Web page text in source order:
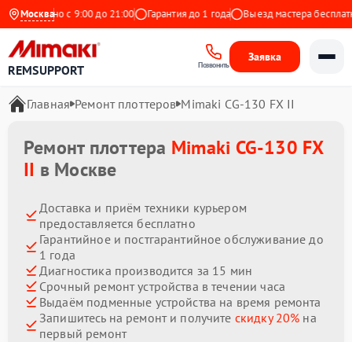
Москвас 9:00 до 21:00 Гарантия до 1 года Выезд мастера бесплатно
REMSUPPORT Позвонить
Заявка
Главная Ремонт плоттеров Mimaki CG-130 FX II
Ремонт плоттера Mimaki CG-130 FX
II в Москве
Доставка и приём техники курьером
предоставляется бесплатно
Гарантийное и постгарантийное обслуживание до
1 года
Диагностика производится за 15 мин
Срочный ремонт устройства в течении часа
Выдаём подменные устройства на время ремонта
Запишитесь на ремонт и получите скидку 20% на
первый ремонт